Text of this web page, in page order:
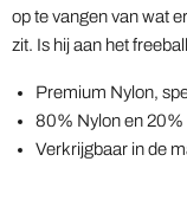
op te vangen van wat
zit. Is hij aan het
Premium Nylon,
80% Nylon en 20%
Verkrijgbaar in de